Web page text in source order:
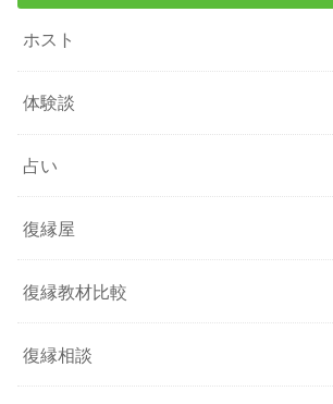
ホスト
体験談
占い
復縁屋
復縁教材比較
復縁相談